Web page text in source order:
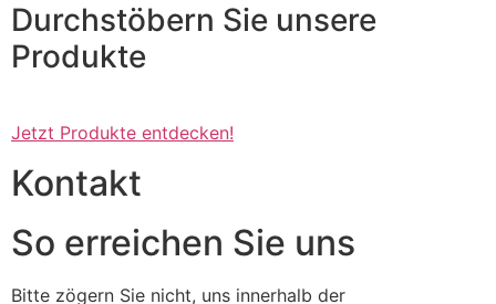
Durchstöbern Sie unsere
Produkte
Jetzt Produkte entdecken!
Kontakt
So erreichen Sie uns
Bitte zögern Sie nicht, uns innerhalb der